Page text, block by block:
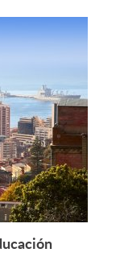
más +